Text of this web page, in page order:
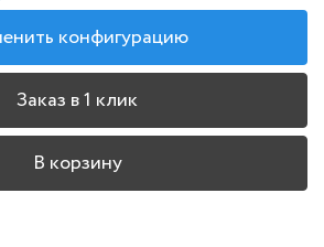
конфигурацию
Заказ в 1 клик
В корзину